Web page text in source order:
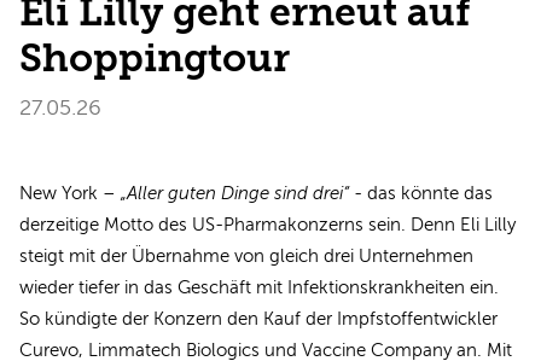
Eli Lilly geht erneut auf
Shoppingtour
27.05.26
New York – „Aller guten Dinge sind drei“ - das könnte das
derzeitige Motto des US-Pharmakonzerns sein. Denn Eli Lilly
steigt mit der Übernahme von gleich drei Unternehmen
wieder tiefer in das Geschäft mit Infektionskrankheiten ein.
So kündigte der Konzern den Kauf der Impfstoffentwickler
Curevo, Limmatech Biologics und Vaccine Company an. Mit